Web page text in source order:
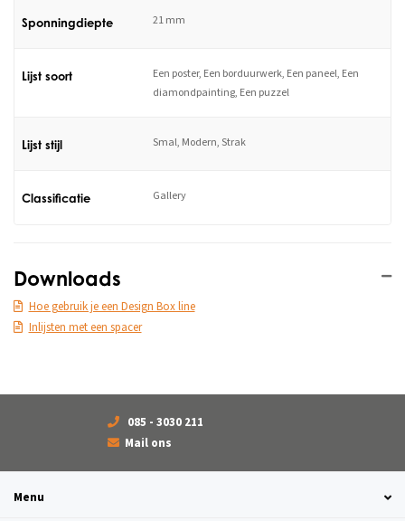
Sponningdiepte 21 mm
Lijst soort
Een poster, Een borduurwerk, Een paneel, Een
diamondpainting, Een puzzel
Lijst stijl Smal, Modern, Strak
Classificatie Gallery
Downloads
Hoe gebruik je een Design Box line
Inlijsten met een spacer
085 - 3030 211
Mail ons
Menu